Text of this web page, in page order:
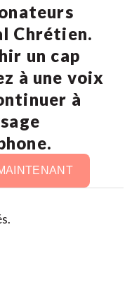
Chrétien.
un cap
à une voix
à